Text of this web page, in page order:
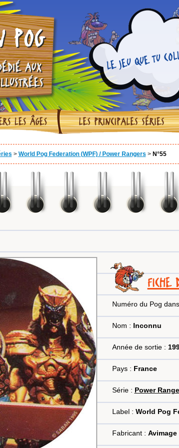
POG
AUX
LE JEU QUE TU
LES ÂGES LES PRINCIPALES SÉRIES
> World Pog Federation (WPF) / Power Rangers > N°55
FICHE
Numéro du Pog
Nom : Inconnu
Année de sortie :
Pays : France
Série : Power
Label : World Pog
Fabricant : Avimage